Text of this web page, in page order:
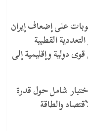
على إضعاف إيران
القطبية
دولية وإقليمية إلى
شامل حول قدرة
والطاقة